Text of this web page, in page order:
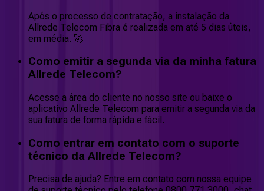
Após o processo de contratação, a instalação da
Allrede Telecom Fibra é realizada em até 5 dias úteis,
em média. 🚀
Como emitir a segunda via da minha fatura
Allrede Telecom?
Acesse a área do cliente no nosso site ou baixe o
aplicativo Allrede Telecom para emitir a segunda via da
sua fatura de forma rápida e fácil.
Como entrar em contato com o suporte
técnico da Allrede Telecom?
Precisa de ajuda? Entre em contato com nossa equipe